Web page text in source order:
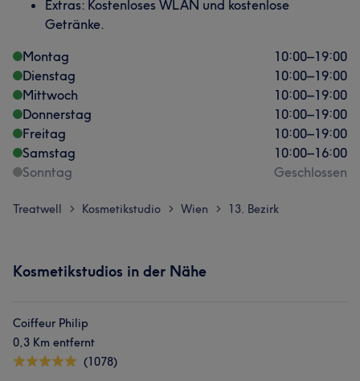
Extras: Kostenloses WLAN und kostenlose
Getränke.
Montag
10:00–19:00
Dienstag
10:00–19:00
Mittwoch
10:00–19:00
Donnerstag
10:00–19:00
Freitag
10:00–19:00
Samstag
10:00–16:00
Sonntag
Geschlossen
Treatwell > Kosmetikstudio > Wien > 13. Bezirk
Kosmetikstudios in der Nähe
Coiffeur Philip
0,3 Km entfernt
(1078)